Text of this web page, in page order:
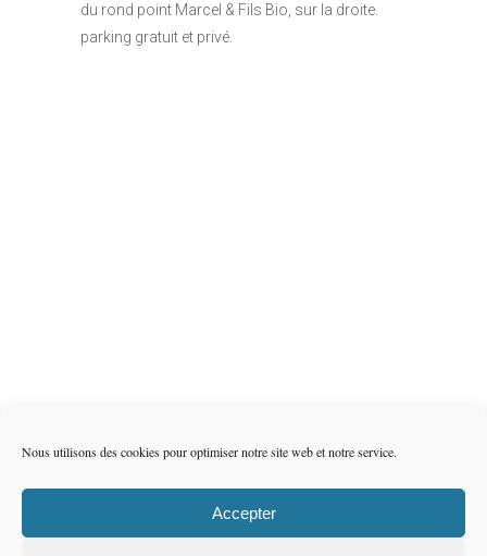
Nous utilisons des cookies pour optimiser notre site web et notre service.
Accepter
du rond point Marcel & Fils Bio, sur la droite.
parking gratuit et privé.